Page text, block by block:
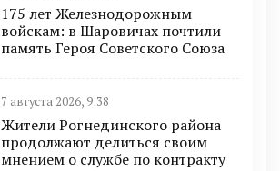
175 лет Железнодорожным
войскам: в Шаровичах почтили
память Героя Советского Союза
7 августа 2026, 9:38
Жители Рогнединского района
продолжают делиться своим
мнением о службе по контракту